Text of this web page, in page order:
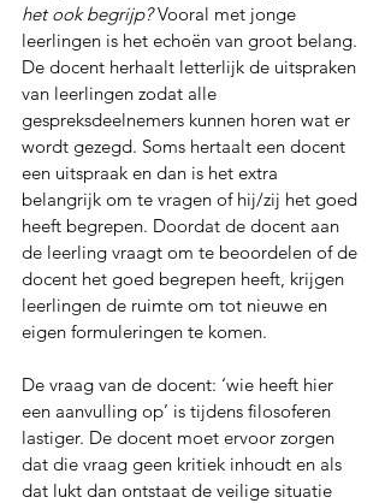
het ook begrijp? Vooral met jonge
leerlingen is het echoën van groot belang.
De docent herhaalt letterlijk de uitspraken
van leerlingen zodat alle
gespreksdeelnemers kunnen horen wat er
wordt gezegd. Soms hertaalt een docent
een uitspraak en dan is het extra
belangrijk om te vragen of hij/zij het goed
heeft begrepen. Doordat de docent aan
de leerling vraagt om te beoordelen of de
docent het goed begrepen heeft, krijgen
leerlingen de ruimte om tot nieuwe en
eigen formuleringen te komen.
De vraag van de docent: ‘wie heeft hier
een aanvulling op’ is tijdens filosoferen
lastiger. De docent moet ervoor zorgen
dat die vraag geen kritiek inhoudt en als
dat lukt dan ontstaat de veilige situatie